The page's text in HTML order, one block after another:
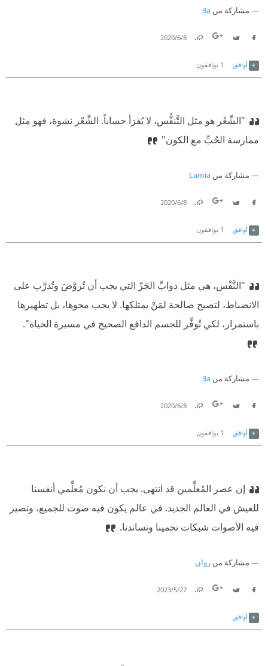
مشاركة من 3a
8‏/6‏/2020
أوافق 1 يوافقون
"الشِّعْر هو مثل التَّنفُّس، لا يُقرَأ حساباً. الشِّعْر نشوة، فهو مثل
ممارسة الحُبِّ مع الكون"
مشاركة من Lamia
8‏/6‏/2020
أوافق 1 يوافقون
"النَّفْس، هي مثل دوابِّ الجَرِّ التي يجب أن تُروَّضَ وتُدرَّب على
الانضباط، لتصبح صالحة لمَنْ يمتلكها. لا يجب محوها، بل تطهيرها
باستمرار، لكي تُوفِّر للجسم الدافع الصحيح في مسيرة الحياة".
مشاركة من 3a
8‏/6‏/2020
أوافق 1 يوافقون
إن عصر المُعلِّمين قد انتهى. يجب أن نكون مُعلِّمي أنفسنا
للعيش في العالم الجديد. في عالم يكون فيه صوت للجميع، وتصير
فيه الأصوات شبكات تحمينا وتساندنا.
مشاركة من روان
27‏/5‏/2023
أوافق